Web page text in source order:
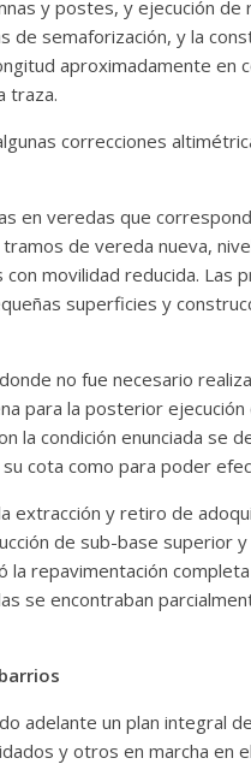
y postes, y ejecución
de semaforización, y la
aproximadamente en
traza.
correcciones
en veredas que
de vereda nueva,
con movilidad reducida.
superficies y
no fue necesario
para la posterior
la condición enunciada se
cota como para poder
extracción y retiro de
de sub-base superior
la repavimentación
se encontraban
adelante un plan integral
y otros en marcha en